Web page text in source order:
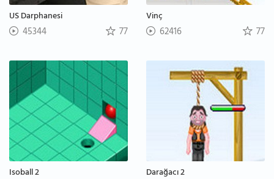
US Darphanesi
45344 77
Vinç
62416 77
Isoball 2 Darağacı 2